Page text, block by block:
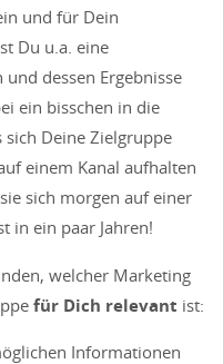
und für Dein
Du u.a. eine
dessen Ergebnisse
ein bisschen in die
sich Deine Zielgruppe
einem Kanal aufhalten
sich morgen auf einer
in ein paar Jahren!
welcher Marketing
für Dich relevant ist:
Informationen